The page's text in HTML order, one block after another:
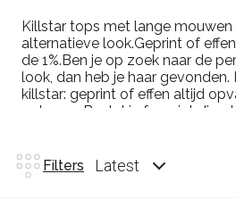
Killstar tops met lange
alternatieve look.Geprint of
de 1%.Ben je op zoek naar de
look, dan heb je haar
killstar: geprint of effen altijd
ontwerp. Bestel je favoriet
Filters Latest